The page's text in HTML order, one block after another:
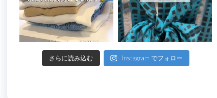
さらに読み込む Instagram でフォロー